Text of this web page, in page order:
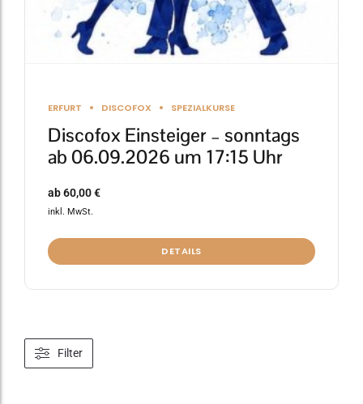
ERFURT DISCOFOX SPEZIALKURSE
Discofox Einsteiger – sonntags
ab 06.09.2026 um 17:15 Uhr
ab60,00€
inkl. MwSt.
DETAILS
werden
Filter